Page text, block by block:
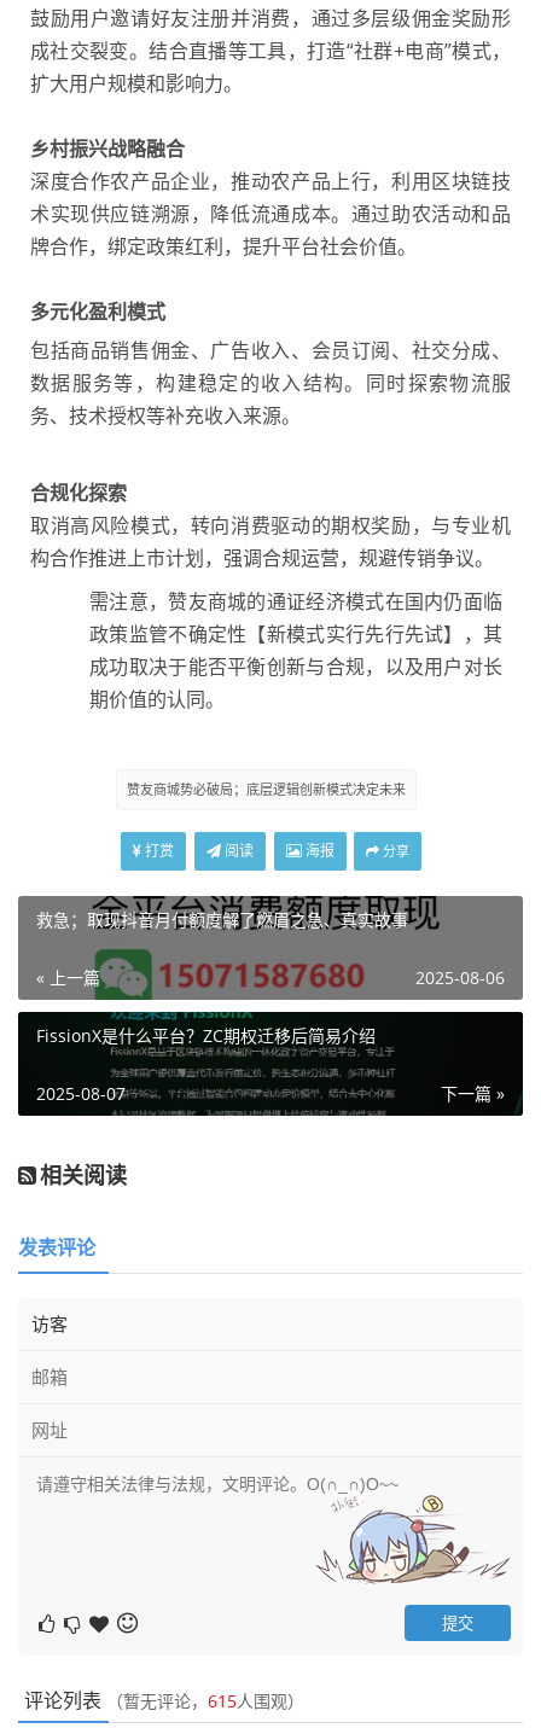
鼓励用户邀请好友注册并消费，通过多层级佣金奖励形
成社交裂变。结合直播等工具，打造“社群+电商”模式，
扩大用户规模和影响力。
乡村振兴战略融合
深度合作农产品企业，推动农产品上行，利用区块链技
术实现供应链溯源，降低流通成本。通过助农活动和品
牌合作，绑定政策红利，提升平台社会价值。
多元化盈利模式
包括商品销售佣金、广告收入、会员订阅、社交分成、
数据服务等，构建稳定的收入结构。同时探索物流服
务、技术授权等补充收入来源。
合规化探索
取消高风险模式，转向消费驱动的期权奖励，与专业机
构合作推进上市计划，强调合规运营，规避传销争议。
需注意，赞友商城的通证经济模式在国内仍面临
政策监管不确定性【新模式实行先行先试】，其
成功取决于能否平衡创新与合规，以及用户对长
期价值的认同。
赞友商城势必破局；底层逻辑创新模式决定未来
打赏 阅读 海报 分享
救急；取现抖音月付额度解了燃眉之急、真实故事
« 上一篇 2025-08-06
FissionX是什么平台？ZC期权迁移后简易介绍
下一篇 »
2025-08-07
相关阅读
发表评论
评论列表 （暂无评论， 615人围观）